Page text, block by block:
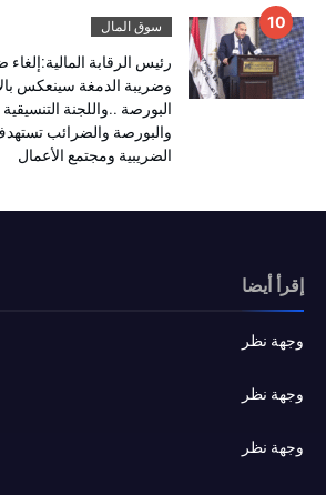
سوق المال
رئيس الرقابة المالية:إلغاء
وضريبة الدمغة سينعكس
البورصة ..واللجنة التنسيقية
والبورصة والضرائب تستهدف
الضريبية ومجتمع الأعمال
إقرأ أيضا
وجهة نظر
وجهة نظر
وجهة نظر